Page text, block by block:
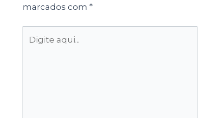
marcados com *
aqui...